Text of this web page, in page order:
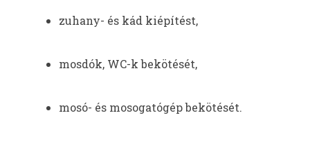
zuhany- és kád kiépítést,
mosdók, WC-k bekötését,
mosó- és mosogatógép bekötését.